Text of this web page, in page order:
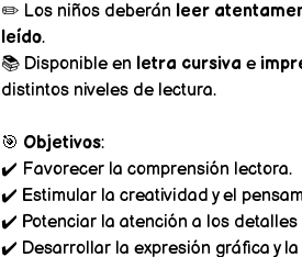
✏️ Los niños deberán leer
leído.
📚 Disponible en letra cursiva e
distintos niveles de lectura.
🎯 Objetivos:
✔️ Favorecer la comprensión lectora.
✔️ Estimular la creatividad y el
✔️ Potenciar la atención a los detalles
✔️ Desarrollar la expresión gráfica y la